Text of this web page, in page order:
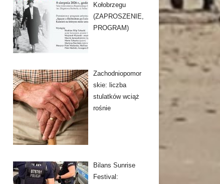
Kołobrzegu
(ZAPROSZENIE,
PROGRAM)
Zachodniopomor
skie: liczba
stulatków wciąż
rośnie
Bilans Sunrise
Festival: